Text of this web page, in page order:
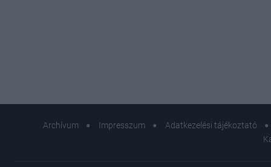
Archívum Impresszum Adatkezelési tájékoztató